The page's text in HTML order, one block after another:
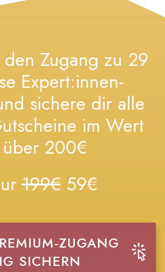
Zugang zu 29
Expert:innen-
sichere dir alle
im Wert
200€
199€59€
ZUGANG
SICHERN